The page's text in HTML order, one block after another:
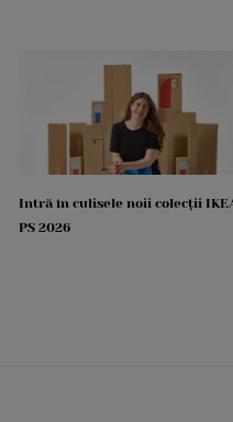
Intră în culisele noii colecții
PS 2026